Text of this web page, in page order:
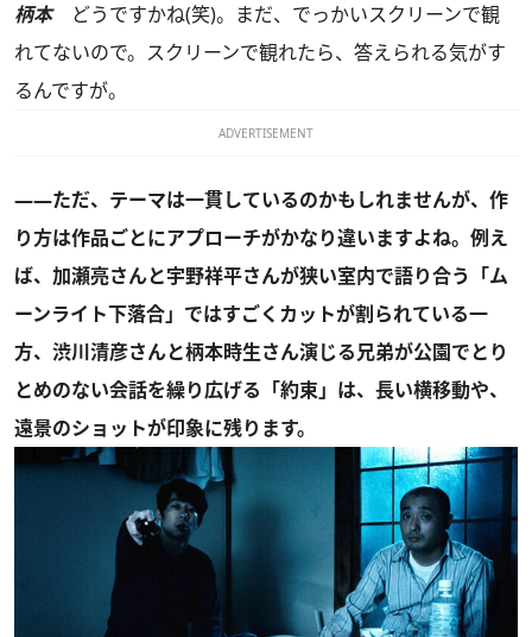
柄本どうですかね(笑)。まだ、でっかいスクリーンで観
れてないので。スクリーンで観れたら、答えられる気がす
るんですが。
ADVERTISEMENT
——ただ、テーマは一貫しているのかもしれませんが、作
り方は作品ごとにアプローチがかなり違いますよね。例え
ば、加瀬亮さんと宇野祥平さんが狭い室内で語り合う「ム
ーンライト下落合」ではすごくカットが割られている一
方、渋川清彦さんと柄本時生さん演じる兄弟が公園でとり
とめのない会話を繰り広げる「約束」は、長い横移動や、
遠景のショットが印象に残ります。